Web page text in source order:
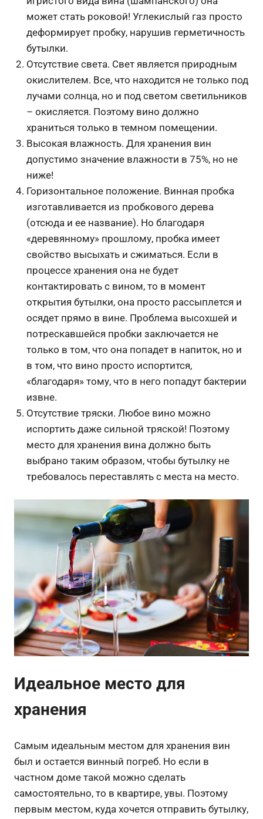
может стать роковой! Углекислый газ просто
деформирует пробку, нарушив герметичность
бутылки.
Отсутствие света. Свет является природным
окислителем. Все, что находится не только под
лучами солнца, но и под светом светильников
– окисляется. Поэтому вино должно
храниться только в темном помещении.
Высокая влажность. Для хранения вин
допустимо значение влажности в 75%, но не
ниже!
Горизонтальное положение. Винная пробка
изготавливается из пробкового дерева
(отсюда и ее название). Но благодаря
«деревянному» прошлому, пробка имеет
свойство высыхать и сжиматься. Если в
процессе хранения она не будет
контактировать с вином, то в момент
открытия бутылки, она просто рассыплется и
осядет прямо в вине. Проблема высохшей и
потрескавшейся пробки заключается не
только в том, что она попадет в напиток, но и
в том, что вино просто испортится,
«благодаря» тому, что в него попадут бактерии
извне.
Отсутствие тряски. Любое вино можно
испортить даже сильной тряской! Поэтому
место для хранения вина должно быть
выбрано таким образом, чтобы бутылку не
требовалось переставлять с места на место.
Идеальное место для
хранения
Самым идеальным местом для хранения вин
был и остается винный погреб. Но если в
частном доме такой можно сделать
самостоятельно, то в квартире, увы. Поэтому
первым местом, куда хочется отправить бутылку,